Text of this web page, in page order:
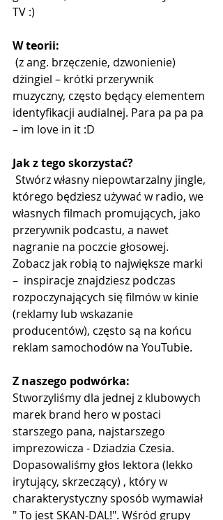
TV :)
W teorii:
dżingiel – krótki przerywnik
muzyczny, często będący elementem
identyfikacji audialnej. Para pa pa pa
– im love in it :D
Jak z tego skorzystać?
którego będziesz używać w radio, we
własnych filmach promujących, jako
przerywnik podcastu, a nawet
nagranie na poczcie głosowej.
Zobacz jak robią to największe marki
–  inspiracje znajdziesz podczas
rozpoczynających się filmów w kinie
(reklamy lub wskazanie
producentów), często są na końcu
reklam samochodów na YouTubie.
Z naszego podwórka:
Stworzyliśmy dla jednej z klubowych
marek brand hero w postaci
starszego pana, najstarszego
imprezowicza - Dziadzia Czesia.
Dopasowaliśmy głos lektora (lekko
irytujący, skrzeczący) , który w
charakterystyczny sposób wymawiał
" To jest SKAN-DAL!". Wśród grupy